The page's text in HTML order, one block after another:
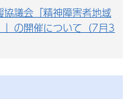
協議会「精神障害者地域
の開催について（7月3